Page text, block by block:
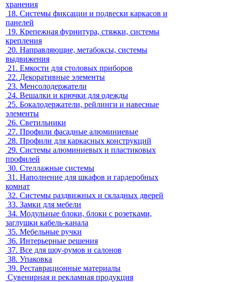
хранения
18. Системы фиксации и подвески каркасов и
панелей
19. Крепежная фурнитура, стяжки, системы
крепления
20. Направляющие, метабоксы, системы
выдвижения
21. Емкости для столовых приборов
22. Декоративные элементы
23. Менсолодержатели
24. Вешалки и крючки для одежды
25. Бокалодержатели, рейлинги и навесные
элементы
26. Светильники
27. Профили фасадные алюминиевые
28. Профили для каркасных конструкций
29. Системы алюминиевых и пластиковых
профилей
30. Стеллажные системы
31. Наполнение для шкафов и гардеробных
комнат
32. Системы раздвижных и складных дверей
33. Замки для мебели
34. Модульные блоки, блоки с розетками,
заглушки кабель-канала
35. Мебельные ручки
36. Интерьерные решения
37. Все для шоу-румов и салонов
38. Упаковка
39. Реставрационные материалы
Сувенирная и рекламная продукция